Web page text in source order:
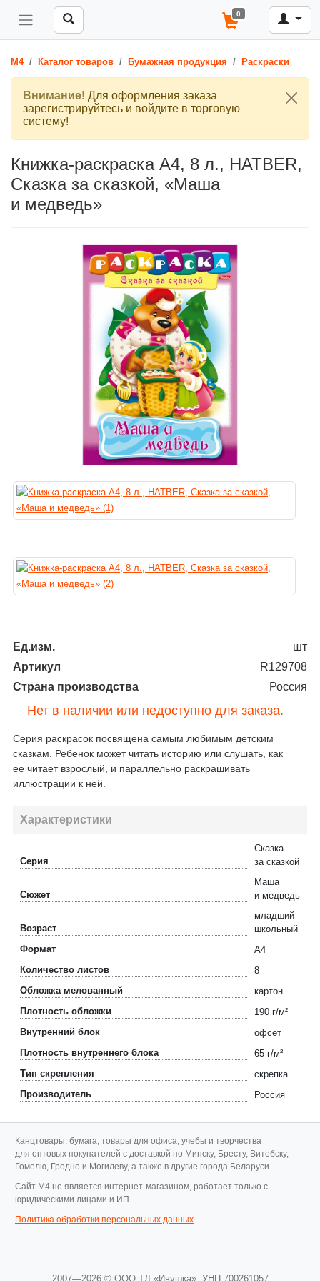
0
M4 Каталог товаров Бумажная продукция Раскраски
Внимание! Для оформления заказа
зарегистрируйтесь и войдите в торговую
систему!
Книжка-раскраска A4, 8 л., HATBER,
Сказка за сказкой, «Маша
и медведь»
Ед.изм.
шт
Артикул
R129708
Страна производства
Россия
Нет в наличии или недоступно для заказа.
Серия раскрасок посвящена самым любимым детским
сказкам. Ребенок может читать историю или слушать, как
ее читает взрослый, и параллельно раскрашивать
иллюстрации к ней.
Характеристики
Серия
Сказка
за сказкой
Сюжет
Маша
и медведь
Возраст
младший
школьный
Формат
А4
Количество листов
8
Обложка мелованный
картон
Плотность обложки
190 г/м²
Внутренний блок
офсет
Плотность внутреннего блока
65 г/м²
Тип скрепления
скрепка
Производитель
Россия
Канцтовары, бумага, товары для офиса, учебы и творчества
для оптовых покупателей с доставкой по Минску, Бресту, Витебску,
Гомелю, Гродно и Могилеву, а также в другие города Беларуси.
Cайт M4 не является интернет-магазином, работает только с
юридическими лицами и ИП.
Политика обработки персональных данных
2007—2026 © ООО ТД «Ивушка», УНП 700261057